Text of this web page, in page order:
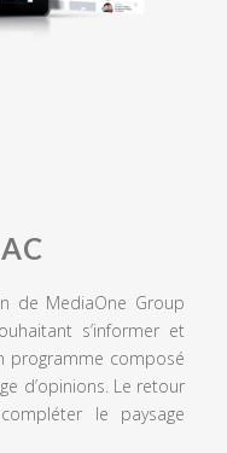
de MediaOne Group
s’informer et
programme composé
d’opinions. Le retour
le paysage